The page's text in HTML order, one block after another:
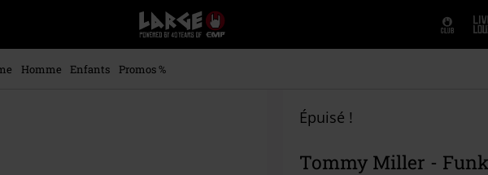
EMP
-
Merchandising
Homme Enfants
Promos %
Épuisé !
Tommy Miller -